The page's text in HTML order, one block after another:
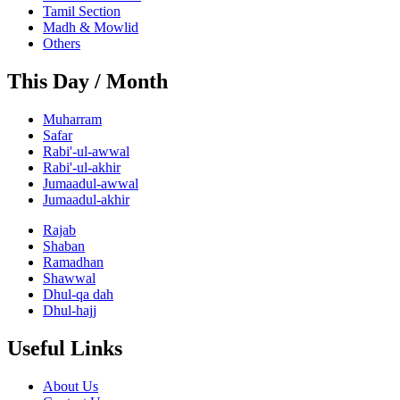
Tamil Section
Madh & Mowlid
Others
This Day / Month
Muharram
Safar
Rabi'-ul-awwal
Rabi'-ul-akhir
Jumaadul-awwal
Jumaadul-akhir
Rajab
Shaban
Ramadhan
Shawwal
Dhul-qa dah
Dhul-hajj
Useful Links
About Us